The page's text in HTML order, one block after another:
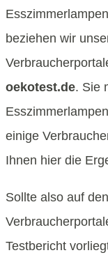
beziehen wir
oekotest.de. Sie
einige
Ihnen hier die
Sollte also auf
Testbericht